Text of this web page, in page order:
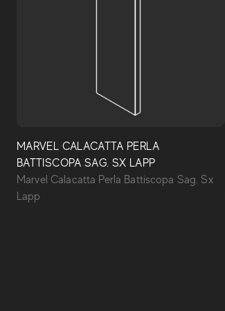
MARVEL CALACATTA PERLA
BATTISCOPA SAG. SX LAPP
Marvel Calacatta Perla Battiscopa Sag. Sx
Lapp